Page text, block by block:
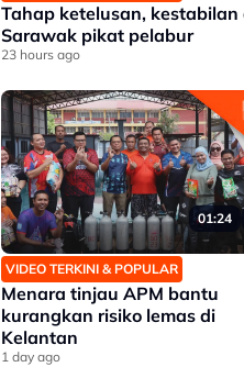
Tahap ketelusan, kestabilan
Sarawak pikat pelabur
23 hours ago
01:24
VIDEO TERKINI & POPULAR
Menara tinjau APM bantu
kurangkan risiko lemas di
Kelantan
1 day ago